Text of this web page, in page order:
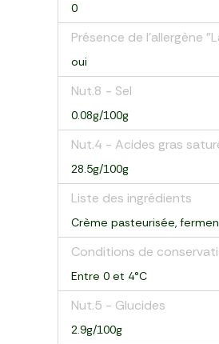
0
Présence de l'allergène
oui
Nut.8 - Sel
0.08g/100g
Nut.4 - Acides gras
28.5g/100g
Liste des ingrédients
Crème pasteurisée,
Conditions de
Entre 0 et 4°C
Nut.5 - Glucides
2.9g/100g